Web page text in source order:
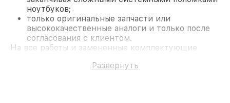
ноутбуков;
только оригинальные запчасти или
высококачественные аналоги и только после
согласования с клиентом.
На все работы и замененные комплектующие
поломки по условиям гарантии, мы бесплатно
Развернуть